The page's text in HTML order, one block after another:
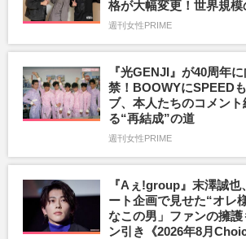
格が大幅変更！世界規
週刊女性PRIME
『光GENJI』が40周年
禁！BOOWYにSPEED
ブ、本人たちのコメン
る“再結成”の道
週刊女性PRIME
『Aぇ!group』末澤誠
ート企画で見せた“オレ
なこの男」ファンの擁
ン引き《2026年8月